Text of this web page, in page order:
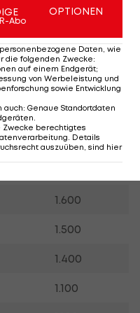
2.800
2.500
2.200
2.000
1.600
1.500
1.400
1.100
Abo
OPTIONEN
Daten, wie
die folgenden Zwecke:
auf einem Endgerät;
von Werbeleistung und
sowie Entwicklung
auch: Genaue Standortdaten
Zwecke berechtigtes
Details
auszuüben, sind hier